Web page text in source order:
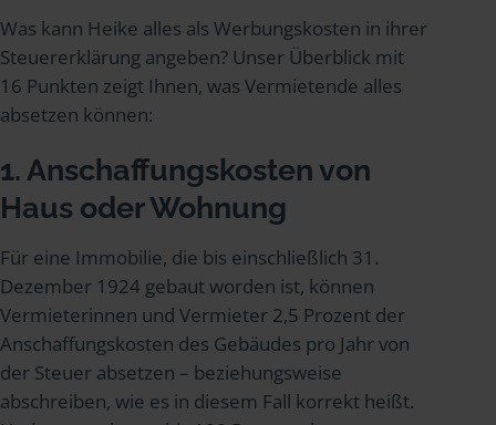
Was kann Heike alles als Werbungskosten in ihrer
Steuererklärung angeben? Unser Überblick mit
16 Punkten zeigt Ihnen, was Vermietende alles
absetzen können:
1. Anschaffungskosten von
Haus oder Wohnung
Für eine Immobilie, die bis einschließlich 31.
Dezember 1924 gebaut worden ist, können
Vermieterinnen und Vermieter 2,5 Prozent der
Anschaffungskosten des Gebäudes pro Jahr von
der Steuer absetzen – beziehungsweise
abschreiben, wie es in diesem Fall korrekt heißt.